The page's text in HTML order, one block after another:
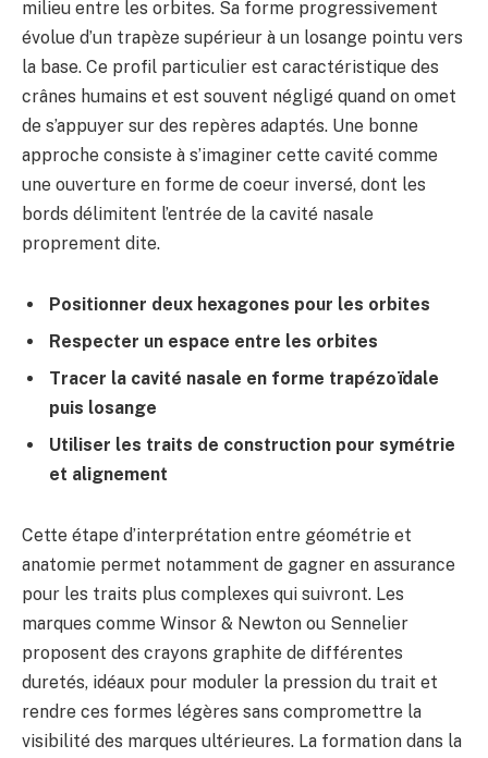
milieu entre les orbites. Sa forme progressivement
évolue d’un trapèze supérieur à un losange pointu vers
la base. Ce profil particulier est caractéristique des
crânes humains et est souvent négligé quand on omet
de s’appuyer sur des repères adaptés. Une bonne
approche consiste à s’imaginer cette cavité comme
une ouverture en forme de coeur inversé, dont les
bords délimitent l’entrée de la cavité nasale
proprement dite.
Positionner deux hexagones pour les orbites
Respecter un espace entre les orbites
Tracer la cavité nasale en forme trapézoïdale
puis losange
Utiliser les traits de construction pour symétrie
et alignement
Cette étape d’interprétation entre géométrie et
anatomie permet notamment de gagner en assurance
pour les traits plus complexes qui suivront. Les
marques comme Winsor & Newton ou Sennelier
proposent des crayons graphite de différentes
duretés, idéaux pour moduler la pression du trait et
rendre ces formes légères sans compromettre la
visibilité des marques ultérieures. La formation dans la